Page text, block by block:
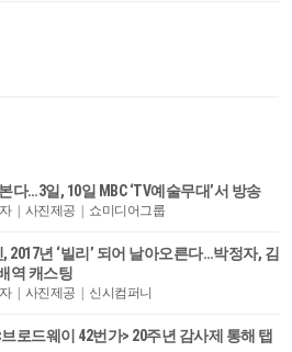
다…3일, 10일 MBC ‘TV예술무대’서 방송
| 사진제공 | 쇼미디어그룹
2017년 ‘빌리’ 되어 날아오른다…박정자, 김
역 캐스팅
| 사진제공 | 신시컴퍼니
로드웨이 42번가> 20주년 감사제 통해 탭